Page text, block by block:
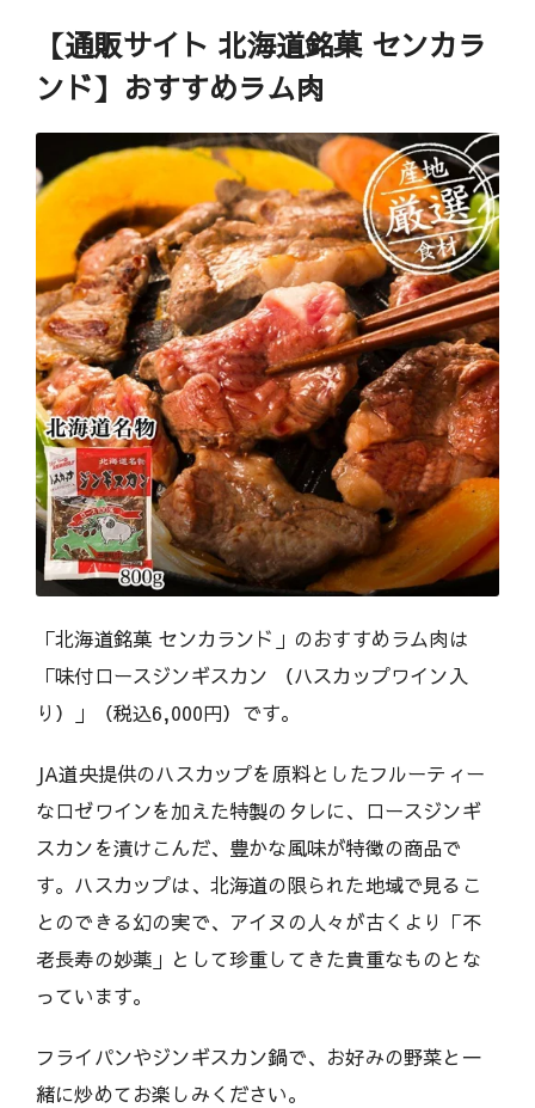
【通販サイト 北海道銘菓 センカラ
ンド】おすすめラム肉
「北海道銘菓 センカランド」のおすすめラム肉は
「味付ロースジンギスカン （ハスカップワイン入
り）」（税込6,000円）です。
JA道央提供のハスカップを原料としたフルーティー
なロゼワインを加えた特製のタレに、ロースジンギ
スカンを漬けこんだ、豊かな風味が特徴の商品で
す。ハスカップは、北海道の限られた地域で見るこ
とのできる幻の実で、アイヌの人々が古くより「不
老長寿の妙薬」として珍重してきた貴重なものとな
っています。
フライパンやジンギスカン鍋で、お好みの野菜と一
緒に炒めてお楽しみください。